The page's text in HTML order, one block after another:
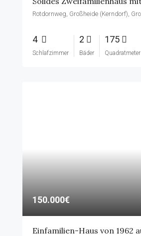
4
Schlafzimmer
2
Bäder
175
Quadratmeter
150.000€